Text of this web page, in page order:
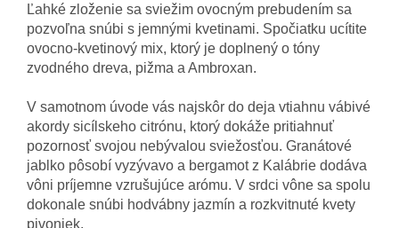
Ľahké zloženie sa sviežim ovocným prebudením sa
pozvoľna snúbi s jemnými kvetinami. Spočiatku ucítite
ovocno-kvetinový mix, ktorý je doplnený o tóny
zvodného dreva, pižma a Ambroxan.
V samotnom úvode vás najskôr do deja vtiahnu vábivé
akordy sicílskeho citrónu, ktorý dokáže pritiahnuť
pozornosť svojou nebývalou sviežosťou. Granátové
jablko pôsobí vyzývavo a bergamot z Kalábrie dodáva
vôni príjemne vzrušujúce arómu. V srdci vône sa spolu
dokonale snúbi hodvábny jazmín a rozkvitnuté kvety
pivoniek.